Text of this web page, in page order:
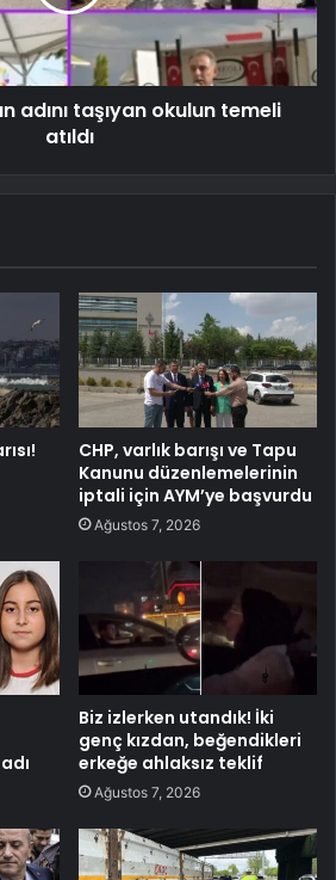
adını taşıyan okulun temeli
atıldı
CHP, varlık barışı ve Tapu
Kanunu düzenlemelerinin
iptali için AYM’ye başvurdu
Ağustos 7, 2026
Biz izlerken utandık! İki
genç kızdan, beğendikleri
erkeğe ahlaksız teklif
Ağustos 7, 2026